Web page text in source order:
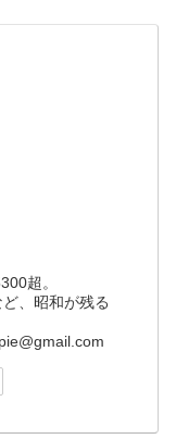
超。
、昭和が残る